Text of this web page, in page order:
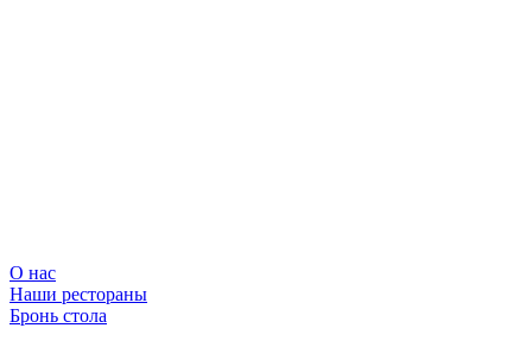
О нас
Наши рестораны
Бронь стола